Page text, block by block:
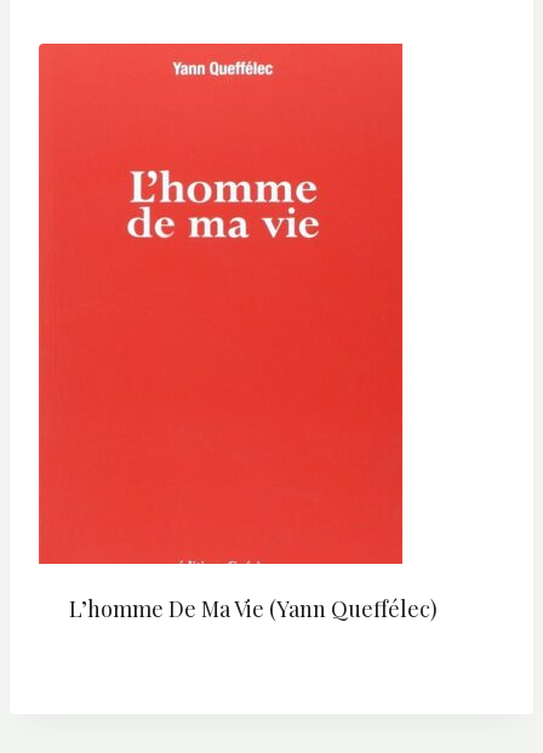
L’homme De Ma Vie (Yann Queffélec)